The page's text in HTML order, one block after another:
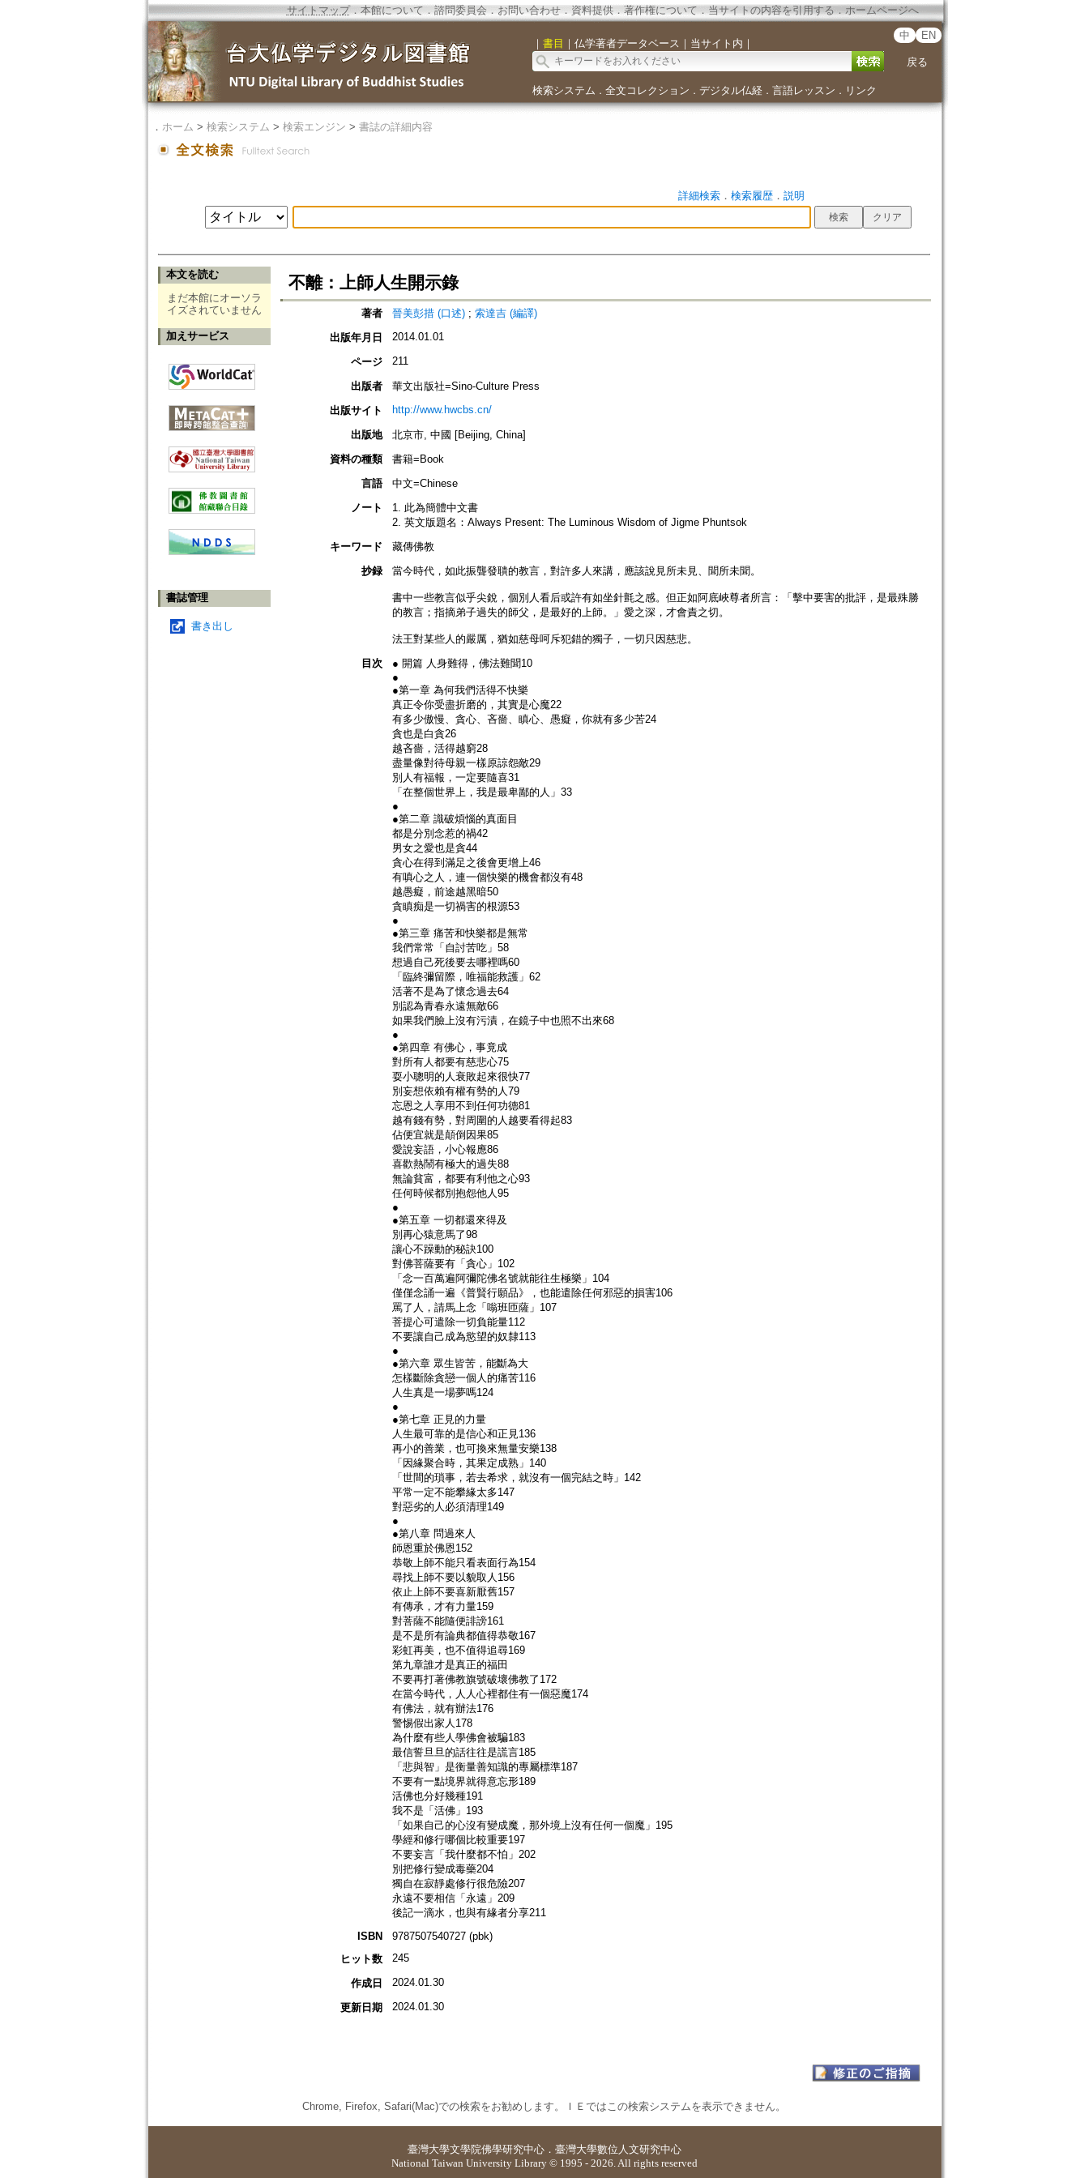
サイトマップ．本館について ． 諮問委員会． お問い合わせ． 資料提供． 著作権について．当サイトの内容を引用する ． ホームページへ
｜ 書目 ｜ 仏学著者データベース ｜ 当サイト内 ｜
中 EN
戻る
検索システム ． 全文コレクション ． デジタル仏経． 言語レッスン ． リンク
． ホーム > 検索システム > 検索エンジン > 書誌の詳細内容
詳細検索． 検索履歴． 説明
本文を読む
まだ本館にオーソラ
イズされていません
加えサービス
書誌管理
書き出し
不離：上師人生開示錄
著者 晉美彭措 (口述); 索達吉 (編譯)
出版年月日
2014.01.01
ページ 211
出版者
華文出版社=Sino-Culture Press
出版サイト
http://www.hwcbs.cn/
出版地
北京市, 中國 [Beijing, China]
資料の種類
書籍=Book
言語
中文=Chinese
ノート
1. 此為簡體中文書
2. 英文版題名：Always Present: The Luminous Wisdom of Jigme Phuntsok
キーワード
藏傳佛教
抄録
當今時代，如此振聾發聵的教言，對許多人來講，應該說見所未見、聞所未聞。
書中一些教言似乎尖銳，個別人看后或許有如坐針氈之感。但正如阿底峽尊者所言：「擊中要害的批評，是最殊勝
的教言；指摘弟子過失的師父，是最好的上師。」愛之深，才會責之切。
法王對某些人的嚴厲，猶如慈母呵斥犯錯的獨子，一切只因慈悲。
目次
● 開篇 人身難得，佛法難聞10
●
●第一章 為何我們活得不快樂
真正令你受盡折磨的，其實是心魔22
有多少傲慢、貪心、吝嗇、瞋心、愚癡，你就有多少苦24
貪也是白貪26
越吝嗇，活得越窮28
盡量像對待母親一樣原諒怨敵29
別人有福報，一定要隨喜31
「在整個世界上，我是最卑鄙的人」33
●
●第二章 識破煩惱的真面目
都是分別念惹的禍42
男女之愛也是貪44
貪心在得到滿足之後會更增上46
有嗔心之人，連一個快樂的機會都沒有48
越愚癡，前途越黑暗50
貪瞋痴是一切禍害的根源53
●
●第三章 痛苦和快樂都是無常
我們常常「自討苦吃」58
想過自己死後要去哪裡嗎60
「臨終彌留際，唯福能救護」62
活著不是為了懷念過去64
別認為青春永遠無敵66
如果我們臉上沒有污漬，在鏡子中也照不出來68
●
●第四章 有佛心，事竟成
對所有人都要有慈悲心75
耍小聰明的人衰敗起來很快77
別妄想依賴有權有勢的人79
忘恩之人享用不到任何功德81
越有錢有勢，對周圍的人越要看得起83
佔便宜就是顛倒因果85
愛說妄語，小心報應86
喜歡熱鬧有極大的過失88
無論貧富，都要有利他之心93
任何時候都別抱怨他人95
●
●第五章 一切都還來得及
別再心猿意馬了98
讓心不躁動的秘訣100
對佛菩薩要有「貪心」102
「念一百萬遍阿彌陀佛名號就能往生極樂」104
僅僅念誦一遍《普賢行願品》，也能遣除任何邪惡的損害106
罵了人，請馬上念「嗡班匝薩」107
菩提心可遣除一切負能量112
不要讓自己成為慾望的奴隸113
●
●第六章 眾生皆苦，能斷為大
怎樣斷除貪戀一個人的痛苦116
人生真是一場夢嗎124
●
●第七章 正見的力量
人生最可靠的是信心和正見136
再小的善業，也可換來無量安樂138
「因緣聚合時，其果定成熟」140
「世間的瑣事，若去希求，就沒有一個完結之時」142
平常一定不能攀緣太多147
對惡劣的人必須清理149
●
●第八章 問過來人
師恩重於佛恩152
恭敬上師不能只看表面行為154
尋找上師不要以貌取人156
依止上師不要喜新厭舊157
有傳承，才有力量159
對菩薩不能隨便誹謗161
是不是所有論典都值得恭敬167
彩虹再美，也不值得追尋169
第九章誰才是真正的福田
不要再打著佛教旗號破壞佛教了172
在當今時代，人人心裡都住有一個惡魔174
有佛法，就有辦法176
警惕假出家人178
為什麼有些人學佛會被騙183
最信誓旦旦的話往往是謊言185
「悲與智」是衡量善知識的專屬標準187
不要有一點境界就得意忘形189
活佛也分好幾種191
我不是「活佛」193
「如果自己的心沒有變成魔，那外境上沒有任何一個魔」195
學經和修行哪個比較重要197
不要妄言「我什麼都不怕」202
別把修行變成毒藥204
獨自在寂靜處修行很危險207
永遠不要相信「永遠」209
後記一滴水，也與有緣者分享211
ISBN
9787507540727 (pbk)
ヒット数
245
作成日 2024.01.30
更新日期 2024.01.30
Chrome, Firefox, Safari(Mac)での検索をお勧めします。ＩＥではこの検索システムを表示できません。
臺灣大學文學院佛學研究中心 ． 臺灣大學數位人文研究中心
National Taiwan University Library © 1995 - 2026. All rights reserved